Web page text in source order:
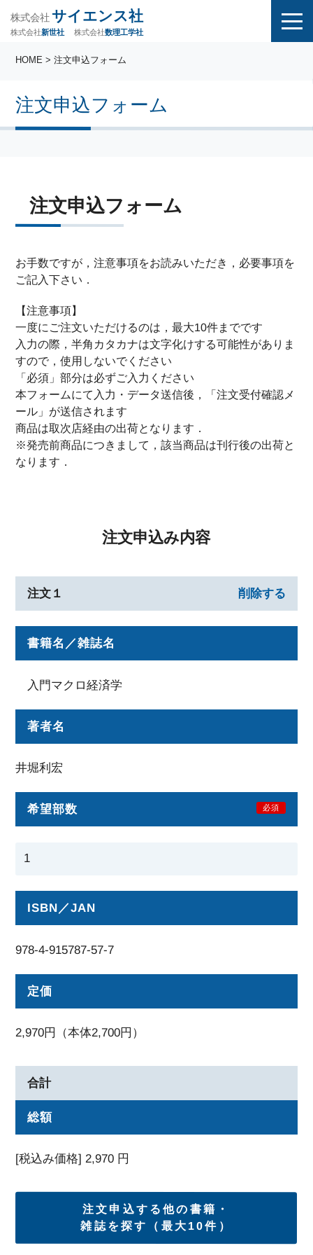
株式会社 サイエンス社
株式会社新世社 株式会社数理工学社
注文申込フォーム
HOME > 注文申込フォーム
注文申込フォーム
お手数ですが，注意事項をお読みいただき，必要事項を
ご記入下さい．
【注意事項】
一度にご注文いただけるのは，最大10件までです
入力の際，半角カタカナは文字化けする可能性がありま
すので，使用しないでください
「必須」部分は必ずご入力ください
本フォームにて入力・データ送信後，「注文受付確認メ
ール」が送信されます
商品は取次店経由の出荷となります．
※発売前商品につきまして，該当商品は刊行後の出荷と
なります．
注文申込み内容
注文１ 削除する
書籍名／雑誌名
入門マクロ経済学
著者名
井堀利宏
希望部数 必須
ISBN／JAN
978-4-915787-57-7
定価
2,970円（本体2,700円）
合計
総額
[税込み価格]2,970 円
注文申込する他の書籍・
雑誌を探す（最大10件）